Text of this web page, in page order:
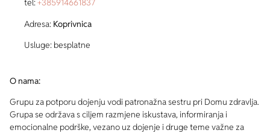
tel:+385914661837
Adresa: Koprivnica
Usluge: besplatne
O nama:
Grupu za potporu dojenju vodi patronažna sestru pri Domu zdravlja.
Grupa se održava s ciljem razmjene iskustava, informiranja i
emocionalne podrške, vezano uz dojenje i druge teme važne za